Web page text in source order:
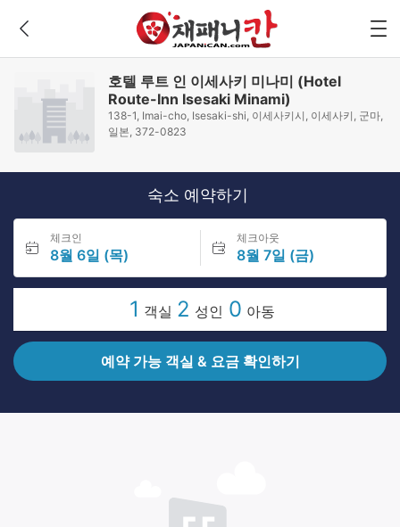
호텔 루트 인 이세사키 미나미 (Hotel
Route-Inn Isesaki Minami)
138-1, Imai-cho, Isesaki-shi, 이세사키시, 이세사키, 군마,
일본, 372-0823
숙소 예약하기
체크인
8월 6일 (목)
체크아웃
8월 7일 (금)
1 객실 2 성인 0 아동
예약 가능 객실 & 요금 확인하기